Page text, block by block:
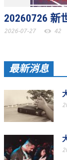
教會節慶
教會節慶
教會節慶
教會節慶
教會節慶
教會節慶
教會節慶
20260726 新
2026-07-27 42
最新消息